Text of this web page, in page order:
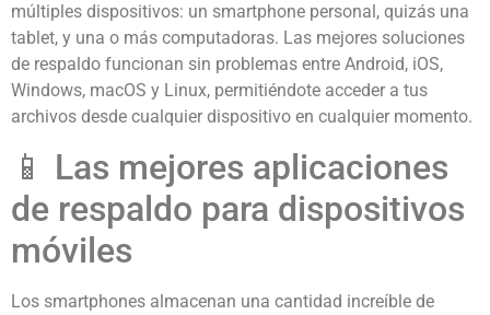
múltiples dispositivos: un smartphone personal, quizás una
tablet, y una o más computadoras. Las mejores soluciones
de respaldo funcionan sin problemas entre Android, iOS,
Windows, macOS y Linux, permitiéndote acceder a tus
archivos desde cualquier dispositivo en cualquier momento.
📱 Las mejores aplicaciones
de respaldo para dispositivos
móviles
Los smartphones almacenan una cantidad increíble de